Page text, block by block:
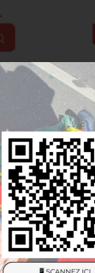
d'actualité
Inscrit depuis le 16/
Informations mises